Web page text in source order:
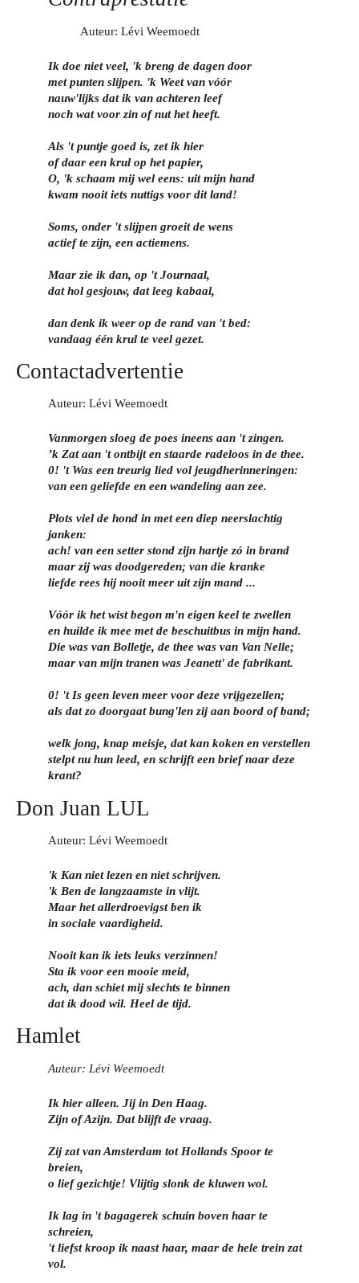
Auteur: Lévi Weemoedt
Ik doe niet veel, 'k breng de dagen door
met punten slijpen. 'k Weet van vóór
nauw'lijks dat ik van achteren leef
noch wat voor zin of nut het heeft.
Als 't puntje goed is, zet ik hier
of daar een krul op het papier,
O, 'k schaam mij wel eens: uit mijn hand
kwam nooit iets nuttigs voor dit land!
Soms, onder 't slijpen groeit de wens
actief te zijn, een actiemens.
Maar zie ik dan, op 't Journaal,
dat hol gesjouw, dat leeg kabaal,
dan denk ik weer op de rand van 't bed:
vandaag één krul te veel gezet.
Contactadvertentie
Auteur: Lévi Weemoedt
Vanmorgen sloeg de poes ineens aan 't zingen.
’k Zat aan 't ontbijt en staarde radeloos in de thee.
0! 't Was een treurig lied vol jeugdherinneringen:
van een geliefde en een wandeling aan zee.
Plots viel de hond in met een diep neerslachtig
janken:
ach! van een setter stond zijn hartje zó in brand
maar zij was doodgereden; van die kranke
liefde rees hij nooit meer uit zijn mand ...
Vóór ik het wist begon m'n eigen keel te zwellen
en huilde ik mee met de beschuitbus in mijn hand.
Die was van Bolletje, de thee was van Van Nelle;
maar van mijn tranen was Jeanett' de fabrikant.
0! 't Is geen leven meer voor deze vrijgezellen;
als dat zo doorgaat bung'len zij aan boord of band;
welk jong, knap meisje, dat kan koken en verstellen
stelpt nu hun leed, en schrijft een brief naar deze
krant?
Don Juan LUL
Auteur: Lévi Weemoedt
'k Kan niet lezen en niet schrijven.
'k Ben de langzaamste in vlijt.
Maar het allerdroevigst ben ik
in sociale vaardigheid.
Nooit kan ik iets leuks verzinnen!
Sta ik voor een mooie meid,
ach, dan schiet mij slechts te binnen
dat ik dood wil. Heel de tijd.
Hamlet
Auteur: Lévi Weemoedt
Ik hier alleen. Jij in Den Haag.
Zijn of Azijn. Dat blijft de vraag.
Zij zat van Amsterdam tot Hollands Spoor te
breien,
o lief gezichtje! Vlijtig slonk de kluwen wol.
Ik lag in 't bagagerek schuin boven haar te
schreien,
't liefst kroop ik naast haar, maar de hele trein zat
vol.